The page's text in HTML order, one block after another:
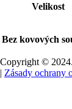
Velikost
Bez kovových
Copyright ©
| Zásady ochrany